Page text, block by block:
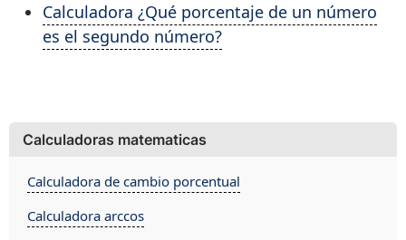
Calculadora ¿Qué porcentaje de un número
es el segundo número?
Calculadoras matematicas
Calculadora de cambio porcentual
Calculadora arccos